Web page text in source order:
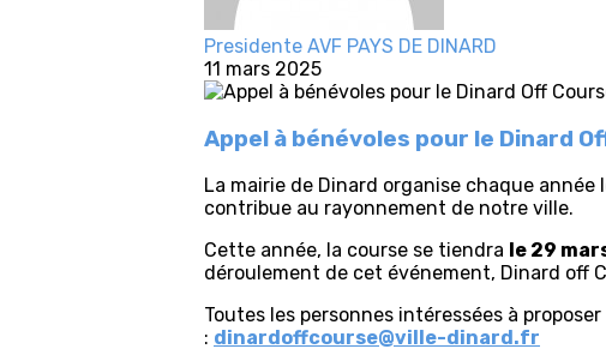
Presidente AVF PAYS DE DINARD
11 mars 2025
Appel à bénévoles pour le Dinard
La mairie de Dinard organise chaque
contribue au rayonnement de notre ville.
Cette année, la course se tiendra le 29
déroulement de cet événement, Dinard off
Toutes les personnes intéressées à
: dinardoffcourse@ville-dinard.fr